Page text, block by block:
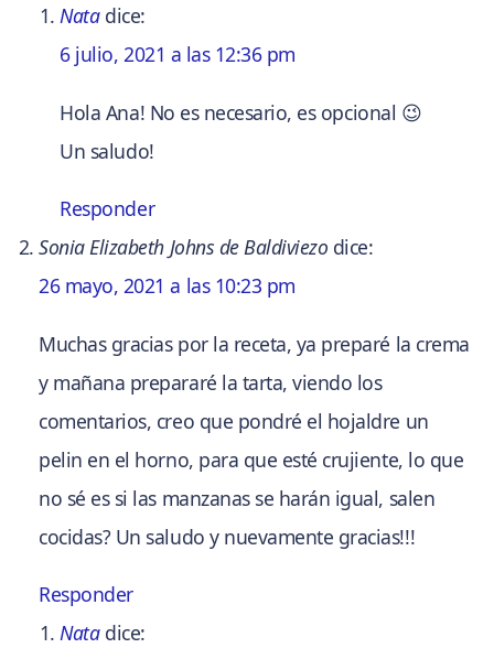
Nata dice:
6 julio, 2021 a las 12:36 pm
Hola Ana! No es necesario, es opcional 😉
Un saludo!
Responder
Sonia Elizabeth Johns de Baldiviezo dice:
26 mayo, 2021 a las 10:23 pm
Muchas gracias por la receta, ya preparé la crema
y mañana prepararé la tarta, viendo los
comentarios, creo que pondré el hojaldre un
pelin en el horno, para que esté crujiente, lo que
no sé es si las manzanas se harán igual, salen
cocidas? Un saludo y nuevamente gracias!!!
Responder
Nata dice: